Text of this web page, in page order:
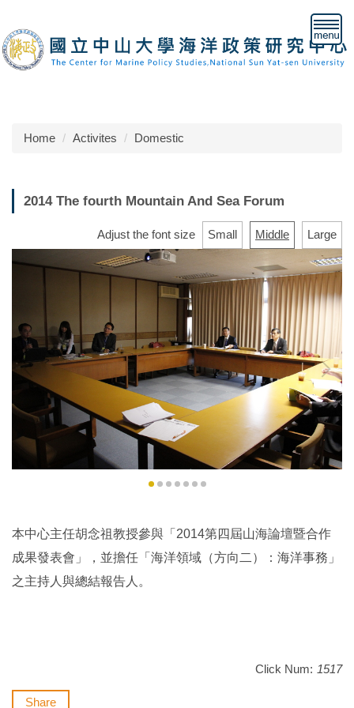
to
the
main
Home Activites Domestic
2014 The fourth Mountain And Sea Forum
Adjust the font size Small Middle Large
本中心主任胡念祖教授參與「2014第四屆山海論壇暨合作
成果發表會」，並擔任「海洋領域（方向二）：海洋事務」
之主持人與總結報告人。
Click Num: 1517
Share